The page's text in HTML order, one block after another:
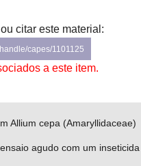
citar este material:
capes/1101125
a este item.
Allium cepa (Amaryllidaceae)
agudo com um inseticida